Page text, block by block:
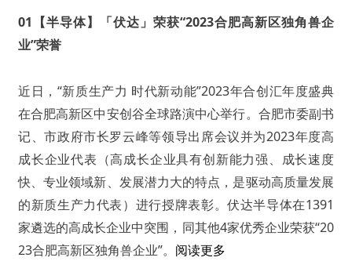
01【半导体】「伏达」荣获“2023合肥高新区独角兽企
业”荣誉
近日，“新质生产力 时代新动能”2023年合创汇年度盛典
在合肥高新区中安创谷全球路演中心举行。合肥市委副书
记、市政府市长罗云峰等领导出席会议并为2023年度高
成长企业代表（高成长企业具有创新能力强、成长速度
快、专业领域新、发展潜力大的特点，是驱动高质量发展
的新质生产力代表）进行授牌表彰。伏达半导体在1391
家遴选的高成长企业中突围，同其他4家优秀企业荣获“20
23合肥高新区独角兽企业”。 阅读更多